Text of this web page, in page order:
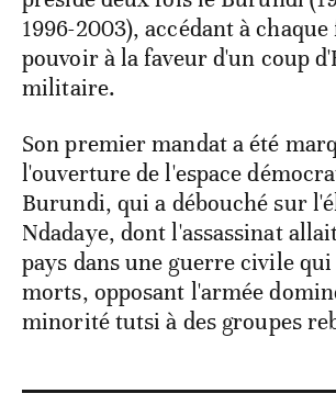
1996-2003), accédant à
pouvoir à la faveur d'un coup
militaire.
Son premier mandat a été
l'ouverture de l'espace
Burundi, qui a débouché sur
Ndadaye, dont l'assassinat
pays dans une guerre civile
morts, opposant l'armée
minorité tutsi à des groupes